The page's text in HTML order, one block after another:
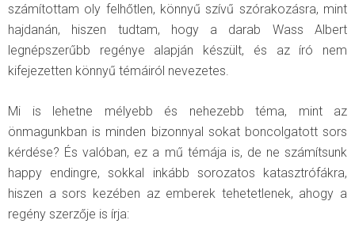
számítottam oly felhőtlen, könnyű szívű szórakozásra, mint
hajdanán, hiszen tudtam, hogy a darab Wass Albert
legnépszerűbb regénye alapján készült, és az író nem
kifejezetten könnyű témáiról nevezetes.
Mi is lehetne mélyebb és nehezebb téma, mint az
önmagunkban is minden bizonnyal sokat boncolgatott sors
kérdése? És valóban, ez a mű témája is, de ne számítsunk
happy endingre, sokkal inkább sorozatos katasztrófákra,
hiszen a sors kezében az emberek tehetetlenek, ahogy a
regény szerzője is írja: